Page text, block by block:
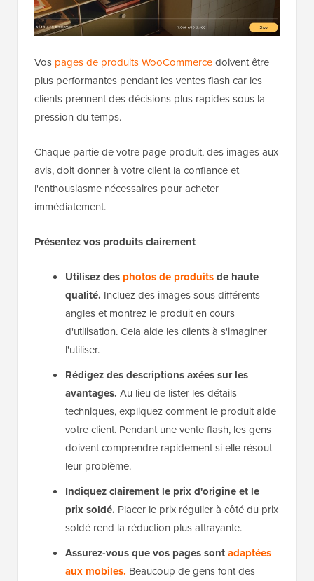
Vos pages de produits WooCommercedoivent être
plus performantes pendant les ventes flash car les
clients prennent des décisions plus rapides sous la
pression du temps.
Chaque partie de votre page produit, des images aux
avis, doit donner à votre client la confiance et
l'enthousiasme nécessaires pour acheter
immédiatement.
Présentez vos produits clairement
Utilisez des photos de produitsde haute
qualité. Incluez des images sous différents
angles et montrez le produit en cours
d'utilisation. Cela aide les clients à s'imaginer
l'utiliser.
Rédigez des descriptions axées sur les
avantages. Au lieu de lister les détails
techniques, expliquez comment le produit aide
votre client. Pendant une vente flash, les gens
doivent comprendre rapidement si elle résout
leur problème.
Indiquez clairement le prix d'origine et le
prix soldé. Placer le prix régulier à côté du prix
soldé rend la réduction plus attrayante.
Assurez-vous que vos pages sontadaptées
aux mobiles. Beaucoup de gens font des